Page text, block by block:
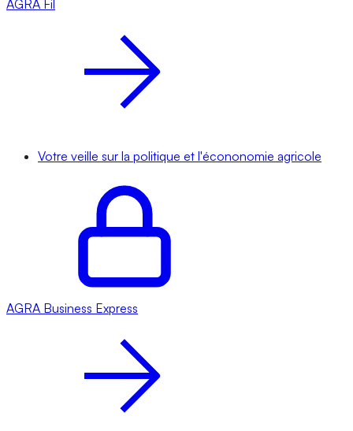
AGRA Fil
Votre veille sur la politique et l'écononomie agricole
AGRA Business Express